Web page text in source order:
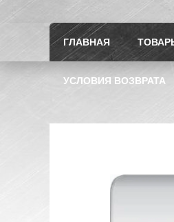
ГЛАВНАЯ
УСЛОВИЯ ВОЗВРАТА